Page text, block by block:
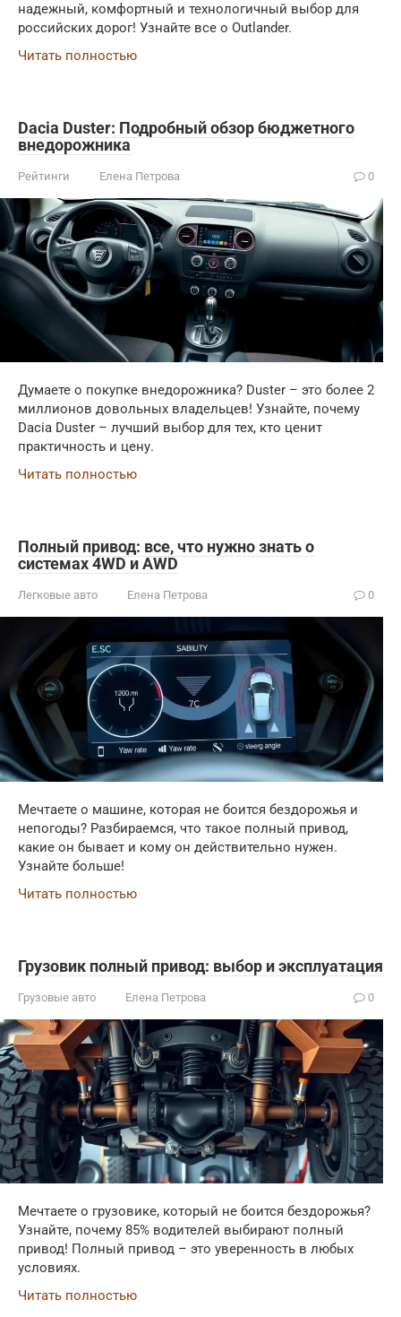
надежный, комфортный и технологичный выбор для
российских дорог! Узнайте все о Outlander.
Читать полностью
Dacia Duster: Подробный обзор бюджетного
внедорожника
Рейтинги Елена Петрова 0
Думаете о покупке внедорожника? Duster – это более 2
миллионов довольных владельцев! Узнайте, почему
Dacia Duster – лучший выбор для тех, кто ценит
практичность и цену.
Читать полностью
Полный привод: все, что нужно знать о
системах 4WD и AWD
Легковые авто Елена Петрова 0
Мечтаете о машине, которая не боится бездорожья и
непогоды? Разбираемся, что такое полный привод,
какие он бывает и кому он действительно нужен.
Узнайте больше!
Читать полностью
Грузовик полный привод: выбор и эксплуатация
Грузовые авто Елена Петрова 0
Мечтаете о грузовике, который не боится бездорожья?
Узнайте, почему 85% водителей выбирают полный
привод! Полный привод – это уверенность в любых
условиях.
Читать полностью